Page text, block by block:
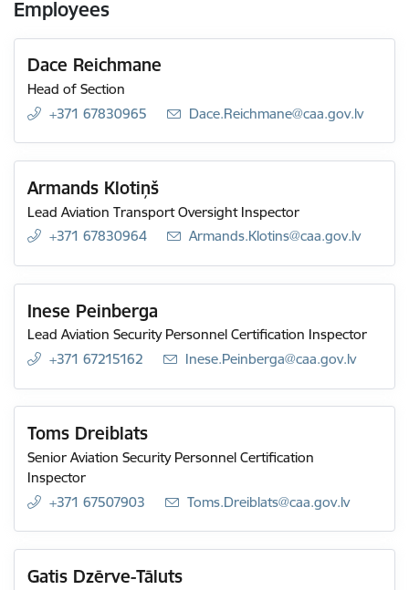
Employees
Dace Reichmane
Head of Section
+371 67830965
E-mail:
Dace.Reichmane@caa.gov.lv
Armands Klotiņš
Lead Aviation Transport Oversight Inspector
+371 67830964
E-mail:
Armands.Klotins@caa.gov.lv
Inese Peinberga
Lead Aviation Security Personnel Certification Inspector
+371 67215162
E-mail:
Inese.Peinberga@caa.gov.lv
Toms Dreiblats
Senior Aviation Security Personnel Certification
Inspector
+371 67507903
E-mail:
Toms.Dreiblats@caa.gov.lv
Gatis Dzērve-Tāluts